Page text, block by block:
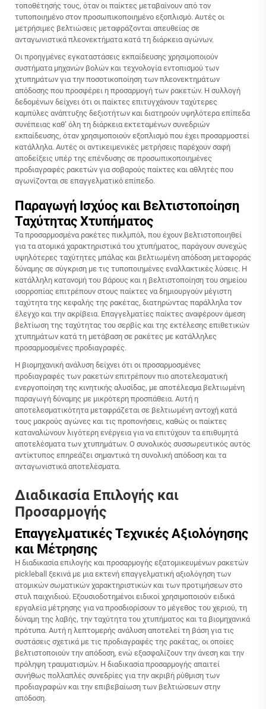
τοποθέτησής τους, όταν οι παίκτες μεταβαίνουν από τον
τυποποιημένο στον προσωπικοποιημένο εξοπλισμό. Αυτές οι
μετρήσιμες βελτιώσεις μεταφράζονται απευθείας σε
ανταγωνιστικά πλεονεκτήματα κατά τη διάρκεια αγώνων.
Οι προηγμένες εγκαταστάσεις εκπαίδευσης χρησιμοποιούν
συστήματα μηχανών βολών και τεχνολογία εντοπισμού των
χτυπημάτων για την ποσοτικοποίηση των πλεονεκτημάτων
απόδοσης που προσφέρει η προσαρμογή των ρακετών. Η συλλογή
δεδομένων δείχνει ότι οι παίκτες επιτυγχάνουν ταχύτερες
καμπύλες ανάπτυξης δεξιοτήτων και διατηρούν υψηλότερα επίπεδα
συνέπειας καθ’ όλη τη διάρκεια εκτεταμένων συνεδριών
εκπαίδευσης, όταν χρησιμοποιούν εξοπλισμό που έχει προσαρμοστεί
κατάλληλα. Αυτές οι αντικειμενικές μετρήσεις παρέχουν σαφή
αποδείξεις υπέρ της επένδυσης σε προσωπικοποιημένες
προδιαγραφές ρακετών για σοβαρούς παίκτες και αθλητές που
αγωνίζονται σε επαγγελματικό επίπεδο.
Παραγωγή Ισχύος και Βελτιστοποίηση
Ταχύτητας Χτυπήματος
Τα προσαρμοσμένα ρακέτες πικλμπόλ, που έχουν βελτιστοποιηθεί
για τα ατομικά χαρακτηριστικά του χτυπήματος, παράγουν συνεχώς
υψηλότερες ταχύτητες μπάλας και βελτιωμένη απόδοση μεταφοράς
δύναμης σε σύγκριση με τις τυποποιημένες εναλλακτικές λύσεις. Η
κατάλληλη κατανομή του βάρους και η βελτιστοποίηση του σημείου
ισορροπίας επιτρέπουν στους παίκτες να δημιουργούν μέγιστη
ταχύτητα της κεφαλής της ρακέτας, διατηρώντας παράλληλα τον
έλεγχο και την ακρίβεια. Επαγγελματίες παίκτες αναφέρουν άμεση
βελτίωση της ταχύτητας του σερβίς και της εκτέλεσης επιθετικών
χτυπημάτων κατά τη μετάβαση σε ρακέτες με κατάλληλες
προσαρμοσμένες προδιαγραφές.
Η βιομηχανική ανάλυση δείχνει ότι οι προσαρμοσμένες
προδιαγραφές των ρακετών επιτρέπουν πιο αποτελεσματική
ενεργοποίηση της κινητικής αλυσίδας, με αποτέλεσμα βελτιωμένη
παραγωγή δύναμης με μικρότερη προσπάθεια. Αυτή η
αποτελεσματικότητα μεταφράζεται σε βελτιωμένη αντοχή κατά
τους μακρούς αγώνες και τις προπονήσεις, καθώς οι παίκτες
καταναλώνουν λιγότερη ενέργεια για να επιτύχουν τα επιθυμητά
αποτελέσματα των χτυπημάτων. Ο συνολικός συσσωρευτικός αυτός
αντίκτυπος επηρεάζει σημαντικά τη συνολική απόδοση και τα
ανταγωνιστικά αποτελέσματα.
Διαδικασία Επιλογής και
Προσαρμογής
Επαγγελματικές Τεχνικές Αξιολόγησης
και Μέτρησης
Η διαδικασία επιλογής και προσαρμογής εξατομικευμένων ρακετών
pickleball ξεκινά με μια εκτενή επαγγελματική αξιολόγηση των
ατομικών σωματικών χαρακτηριστικών και των προτιμήσεων στο
στυλ παιχνιδιού. Εξουσιοδοτημένοι ειδικοί χρησιμοποιούν ειδικά
εργαλεία μέτρησης για να προσδιορίσουν το μέγεθος του χεριού, τη
δύναμη της λαβής, την ταχύτητα του χτυπήματος και τα βιομηχανικά
πρότυπα. Αυτή η λεπτομερής ανάλυση αποτελεί τη βάση για τις
συστάσεις σχετικά με τις προδιαγραφές της ρακέτας, οι οποίες
βελτιστοποιούν την απόδοση, ενώ εξασφαλίζουν την άνεση και την
πρόληψη τραυματισμών. Η διαδικασία προσαρμογής απαιτεί
συνήθως πολλαπλές συνεδρίες για την ακριβή ρύθμιση των
προδιαγραφών και την επιβεβαίωση των βελτιώσεων στην
απόδοση.